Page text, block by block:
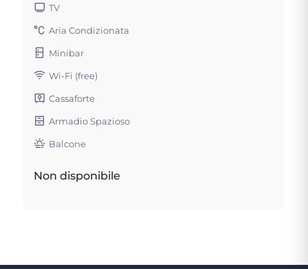
TV
Aria Condizionata
Minibar
Wi-Fi (free)
Cassaforte
Armadio Spazioso
Balcone
Non disponibile